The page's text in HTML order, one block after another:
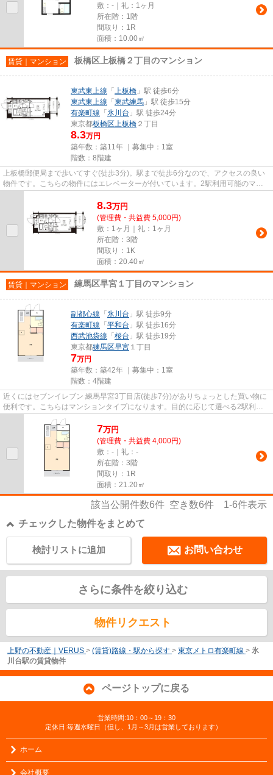
敷：-｜礼：1ヶ月
所在階：1階
間取り：1R
面積：10.00㎡
賃貸｜マンション 板橋区上板橋２丁目のマンション
東武東上線 「 上板橋 」駅 徒歩6分
東武東上線 「 東武練馬 」駅 徒歩15分
有楽町線 「 氷川台 」駅 徒歩24分
東京都板橋区上板橋 ２丁目
8.3万円
築年数：築11年 ｜募集中： 1室
階数：8階建
上板橋郵便局まで歩いてすぐ(徒歩3分)。駅まで徒歩6分なので、アクセスの良い
物件です。こちらの物件にはエレベーターが付いています。2駅利用可能のマン
8.3万円
(管理費・共益費 5,000円)
敷：1ヶ月｜礼：1ヶ月
所在階：3階
間取り：1K
面積：20.40㎡
賃貸｜マンション 練馬区早宮１丁目のマンション
副都心線 「 氷川台 」駅 徒歩9分
有楽町線 「 平和台 」駅 徒歩16分
西武池袋線 「 桜台 」駅 徒歩19分
東京都練馬区早宮 １丁目
7万円
築年数：築42年 ｜募集中： 1室
階数：4階建
近くにはセブンイレブン 練馬早宮3丁目店(徒歩7分)がありちょっとした買い物に
便利です。こちらはマンションタイプになります。目的に応じて選べる2駅利用
可能な物件です。駅徒歩9分に...
7万円
(管理費・共益費 4,000円)
敷：-｜礼：-
所在階：3階
間取り：1R
面積：21.20㎡
該当公開件数6件 空き数6件 1-6件表示
チェックした物件をまとめて
お問い合わせ
検討リストに追加
さらに条件を絞り込む
物件リクエスト
上野の不動産｜VERUS > (賃貸)路線・駅から探す > 東京メトロ有楽町線 > 氷
川台駅の賃貸物件
ページトップに戻る
営業時間:10：00～19：30
定休日:毎週水曜日（但し、1月～3月は営業しております）
ホーム
会社概要